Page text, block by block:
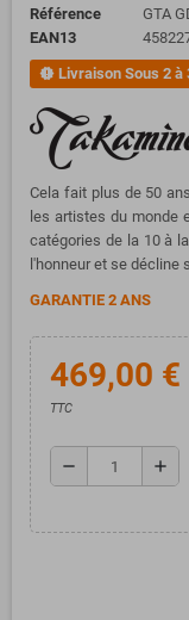
Référence
GTA
EAN13
new_releases Livraison Sous 2 à
Cela fait plus de 50
les artistes du monde
catégories de la 10 à
l'honneur et se
GARANTIE 2 ANS
469,00 €
TTC
remove add